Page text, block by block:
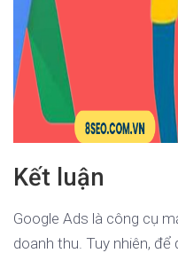
Kết luận
Google Ads là công cụ
doanh thu. Tuy nhiên,